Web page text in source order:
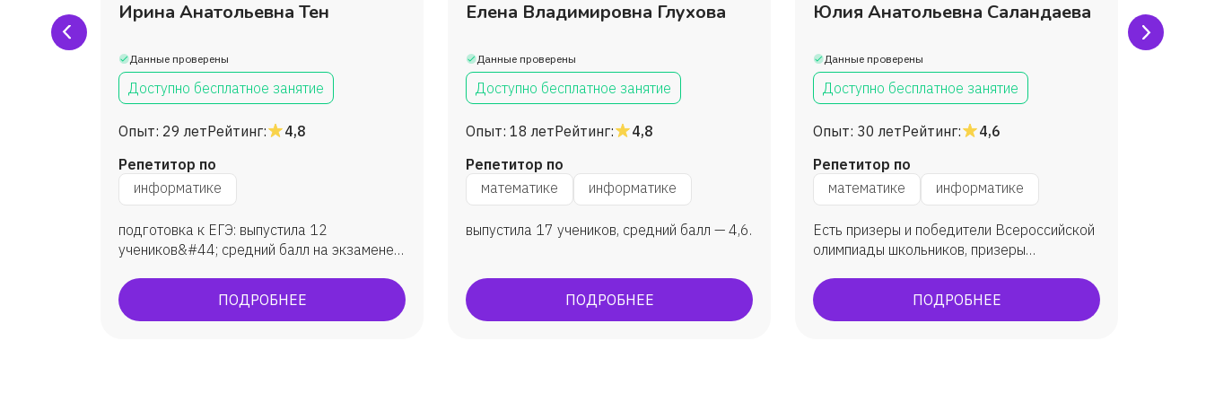
Ирина Анатольевна Тен
Данные проверены
Доступно бесплатное занятие
Опыт: 29 летРейтинг:
4,8
Репетитор по
информатике
подготовка к ЕГЭ: выпустила 12
учеников&#44; средний балл на экзамене
учениками&#44; средняя оценка —
4&#44;6. Участие студентов в конкурсах и
ПОДРОБНЕЕ
Елена Владимировна Глухова
Данные проверены
Доступно бесплатное занятие
Опыт: 18 летРейтинг:
4,8
Репетитор по
математике
информатике
выпустила 17 учеников, средний балл — 4,6.
ПОДРОБНЕЕ
Юлия Анатольевна Саландаева
Данные проверены
Доступно бесплатное занятие
Опыт: 30 летРейтинг:
4,6
Репетитор по
математике
информатике
Есть призеры и победители Всероссийской
олимпиады школьников, призеры
"КиТ", победители научно-практических
конференций.
ПОДРОБНЕЕ